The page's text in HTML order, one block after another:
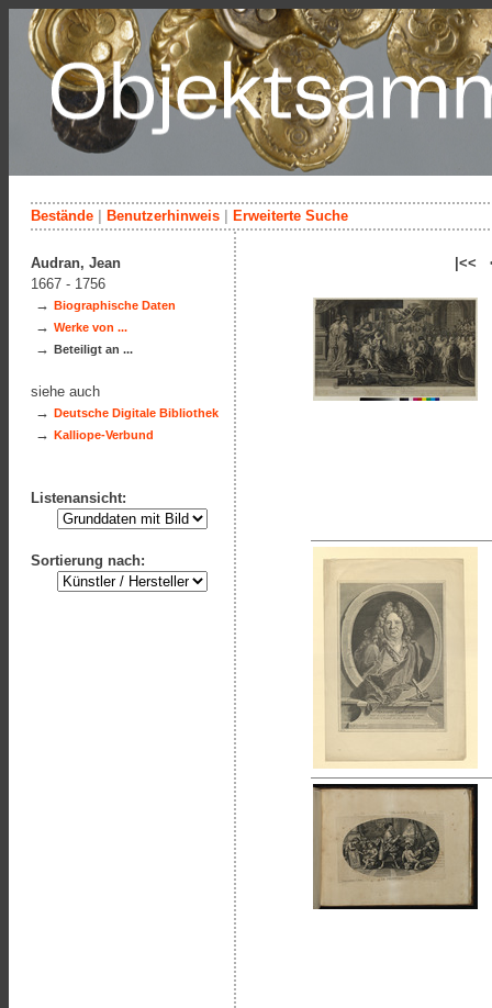
Bestände Benutzerhinweis Erweiterte Suche
|<<
Audran, Jean
1667 - 1756
→ Biographische Daten
→ Werke von ...
→ Beteiligt an ...
siehe auch
→ Deutsche Digitale Bibliothek
→ Kalliope-Verbund
Listenansicht:
Sortierung nach: